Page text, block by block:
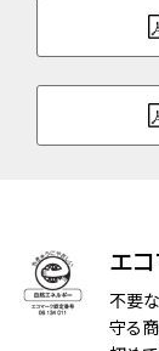
バンド調整可能サ
デザイン特徴
機能
エ
不要
守る